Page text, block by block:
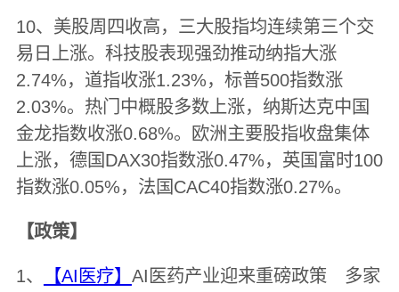
10、美股周四收高，三大股指均连续第三个交
易日上涨。科技股表现强劲推动纳指大涨
2.74%，道指收涨1.23%，标普500指数涨
2.03%。热门中概股多数上涨，纳斯达克中国
金龙指数收涨0.68%。欧洲主要股指收盘集体
上涨，德国DAX30指数涨0.47%，英国富时100
指数涨0.05%，法国CAC40指数涨0.27%。
【政策】
1、 【AI医疗】 AI医药产业迎来重磅政策 多家